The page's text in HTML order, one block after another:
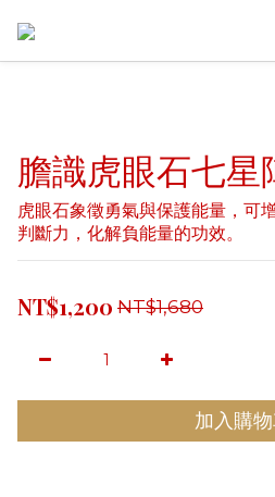
膽識虎眼石七星
虎眼石象徵勇氣與保護能量，可
判斷力，化解負能量的功效。
NT$1,200 NT$1,680
加入購